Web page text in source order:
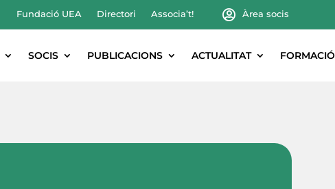
Fundació UEA Directori Associa’t! Àrea socis
SOCIS PUBLICACIONS ACTUALITAT FORMACIÓ